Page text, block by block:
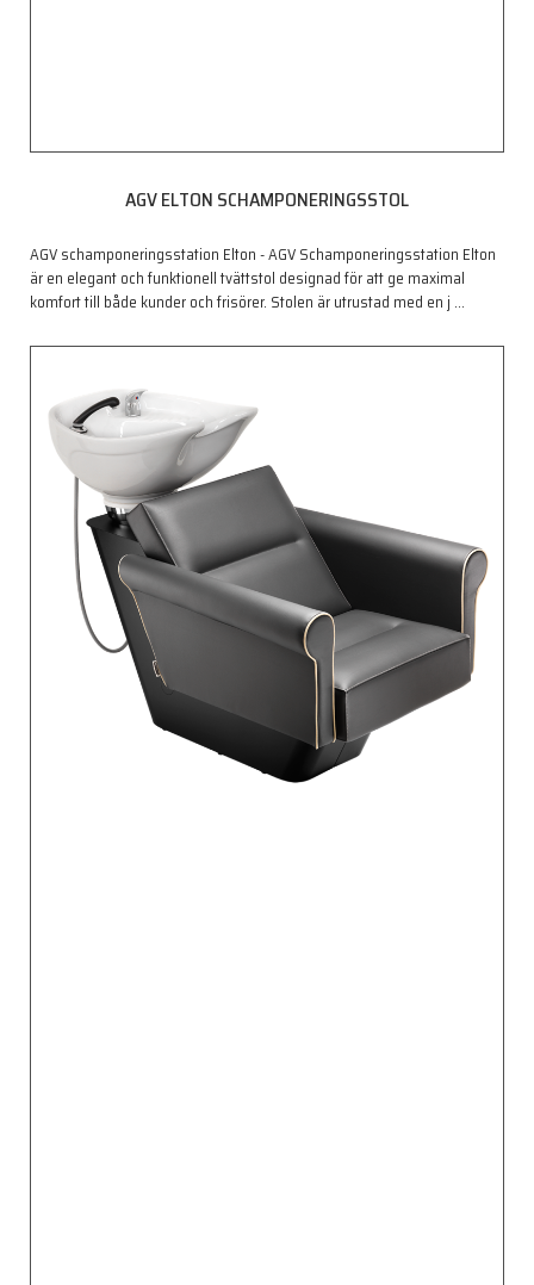
AGV ELTON SCHAMPONERINGSSTOL
AGV schamponeringsstation Elton - AGV Schamponeringsstation Elton
är en elegant och funktionell tvättstol designad för att ge maximal
komfort till både kunder och frisörer. Stolen är utrustad med en j …